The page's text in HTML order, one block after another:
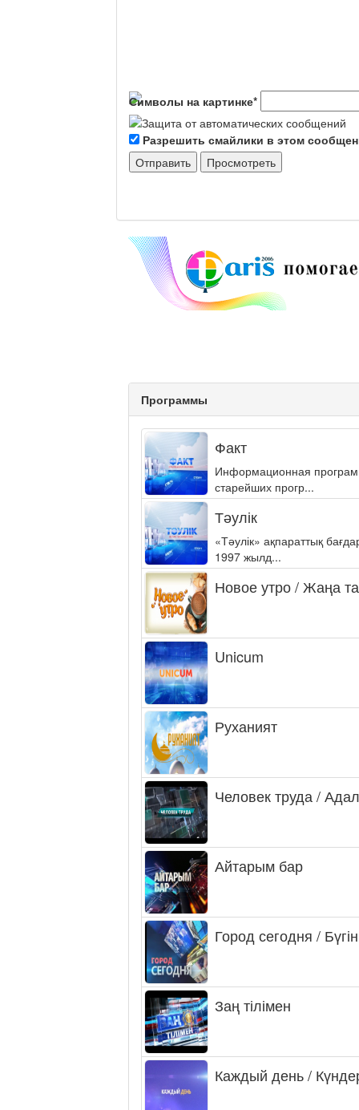
Символы на картинке*
Разрешить смайлики в этом
Программы
Факт
Информационная
старейших прогр...
Тәулік
«Тәулік» ақпараттық
1997 жылд...
Новое утро / Жаңа
Unicum
Руханият
Человек труда /
Айтарым бар
Город сегодня /
Заң тілімен
Каждый день /